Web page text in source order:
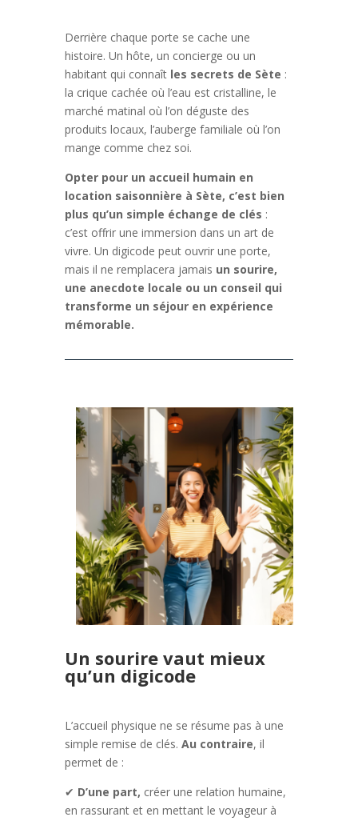
Derrière chaque porte se cache une
histoire. Un hôte, un concierge ou un
habitant qui connaît les secrets de Sète :
la crique cachée où l’eau est cristalline, le
marché matinal où l’on déguste des
produits locaux, l’auberge familiale où l’on
mange comme chez soi.
Opter pour un accueil humain en
location saisonnière à Sète, c’est bien
plus qu’un simple échange de clés :
c’est offrir une immersion dans un art de
vivre. Un digicode peut ouvrir une porte,
mais il ne remplacera jamais un sourire,
une anecdote locale ou un conseil qui
transforme un séjour en expérience
mémorable.
Un sourire vaut mieux
qu’un digicode
L’accueil physique ne se résume pas à une
simple remise de clés. Au contraire, il
permet de :
✔ D’une part, créer une relation humaine,
en rassurant et en mettant le voyageur à